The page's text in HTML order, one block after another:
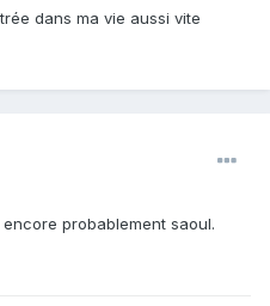
dans ma vie aussi vite
probablement saoul.